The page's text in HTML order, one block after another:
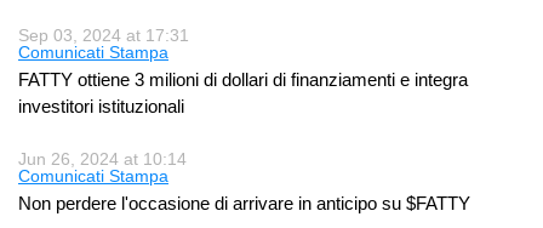
Sep 03, 2024 at 17:31
Comunicati Stampa
FATTY ottiene 3 milioni di dollari di finanziamenti e integra
investitori istituzionali
Jun 26, 2024 at 10:14
Comunicati Stampa
Non perdere l'occasione di arrivare in anticipo su $FATTY